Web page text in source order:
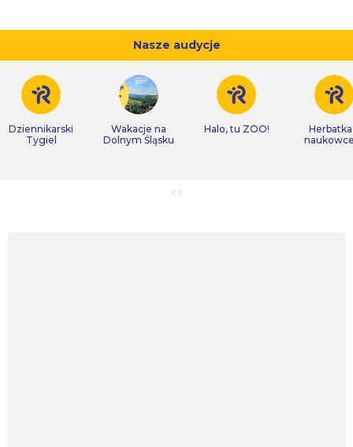
Nasze audycje
Dziennikarski
Tygiel
Wakacje na
Dolnym Śląsku
Halo, tu ZOO!